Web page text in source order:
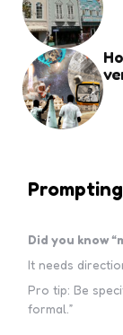
Did you know
It needs
Pro tip: Be
formal.”